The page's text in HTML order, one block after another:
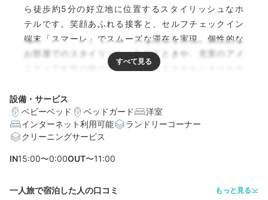
ら徒歩約5分の好立地に位置するスタイリッシュなホ
テルです。笑顔あふれる接客と、セルフチェックイン
端末「スマーレ」でスムーズな滞在を実現。個性的な
お部屋でのスタイリッシュなひとときや、充実のアメ
ニティで女性の朝の準備も安心。エクセルシオールカ
す。おしゃれな空間で、心地よい川崎ステイをお過ご
しください。
設備・サービス
ベビーベッド
ベッドガード
洋室
インターネット利用可能
ランドリーコーナー
クリーニングサービス
IN15:00〜0:00OUT〜11:00
一人旅で宿泊した人の口コミ もっと見る